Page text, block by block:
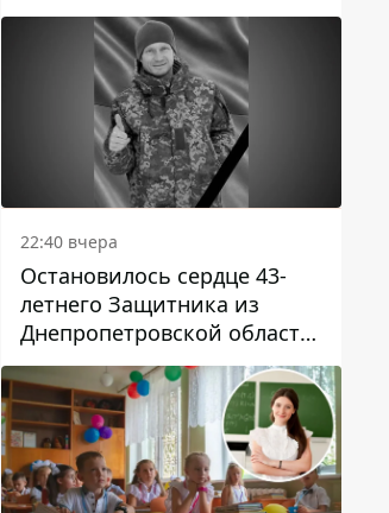
22:40 вчера
Остановилось сердце 43-
летнего Защитника из
Днепропетровской области
Евгения Зинченко